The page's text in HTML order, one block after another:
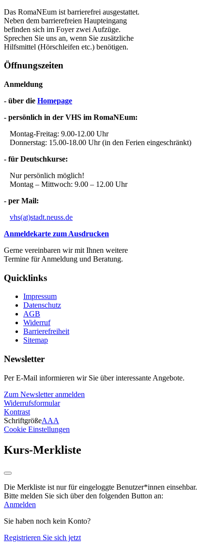
Das RomaNEum ist barrierefrei ausgestattet.
Neben dem barrierefreien Haupteingang
befinden sich im Foyer zwei Aufzüge.
Sprechen Sie uns an, wenn Sie zusätzliche
Hilfsmittel (Hörschleifen etc.) benötigen.
Öffnungszeiten
Anmeldung
- über die Homepage
- persönlich in der VHS im RomaNEum:
Montag-Freitag: 9.00-12.00 Uhr
Donnerstag: 15.00-18.00 Uhr (in den Ferien eingeschränkt)
- für Deutschkurse:
Nur persönlich möglich!
Montag – Mittwoch: 9.00 – 12.00 Uhr
- per Mail:
vhs(at)stadt.neuss.de
Anmeldekarte zum Ausdrucken
Gerne vereinbaren wir mit Ihnen weitere
Termine für Anmeldung und Beratung.
Quicklinks
Impressum
Datenschutz
AGB
Widerruf
Barrierefreiheit
Sitemap
Newsletter
Per E-Mail informieren wir Sie über interessante Angebote.
Zum Newsletter anmelden
Widerrufsformular
Kontrast
SchriftgrößeAAA
Cookie Einstellungen
Kurs-Merkliste
Die Merkliste ist nur für eingeloggte Benutzer*innen einsehbar.
Bitte melden Sie sich über den folgenden Button an:
Anmelden
Sie haben noch kein Konto?
Registrieren Sie sich jetzt